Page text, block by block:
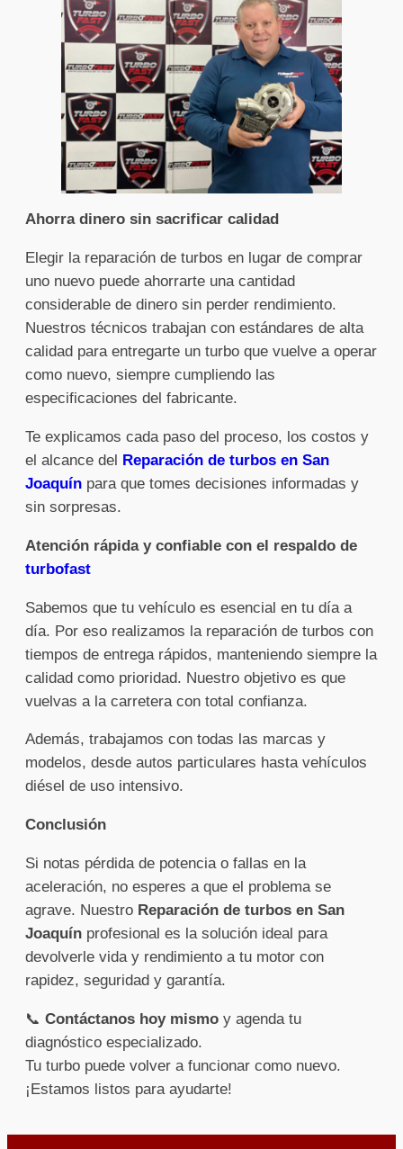
Ahorra dinero sin sacrificar calidad
Elegir la reparación de turbos en lugar de comprar
uno nuevo puede ahorrarte una cantidad
considerable de dinero sin perder rendimiento.
Nuestros técnicos trabajan con estándares de alta
calidad para entregarte un turbo que vuelve a operar
como nuevo, siempre cumpliendo las
especificaciones del fabricante.
Te explicamos cada paso del proceso, los costos y
el alcance del Reparación de turbos en San
Joaquín para que tomes decisiones informadas y
sin sorpresas.
Atención rápida y confiable con el respaldo de
turbofast
Sabemos que tu vehículo es esencial en tu día a
día. Por eso realizamos la reparación de turbos con
tiempos de entrega rápidos, manteniendo siempre la
calidad como prioridad. Nuestro objetivo es que
vuelvas a la carretera con total confianza.
Además, trabajamos con todas las marcas y
modelos, desde autos particulares hasta vehículos
diésel de uso intensivo.
Conclusión
Si notas pérdida de potencia o fallas en la
aceleración, no esperes a que el problema se
agrave. Nuestro Reparación de turbos en San
Joaquín profesional es la solución ideal para
devolverle vida y rendimiento a tu motor con
rapidez, seguridad y garantía.
📞 Contáctanos hoy mismo y agenda tu
diagnóstico especializado.
Tu turbo puede volver a funcionar como nuevo.
¡Estamos listos para ayudarte!